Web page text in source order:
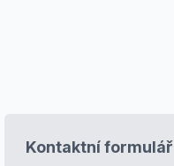
Kontaktní formulář